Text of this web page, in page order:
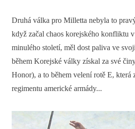
Druhá válka pro Milletta nebyla to
když začal chaos korejského konfliktu v
minulého století, měl dost paliva ve
během Korejské války získal za své
Honor), a to během velení rotě E, která
regimentu americké armády...